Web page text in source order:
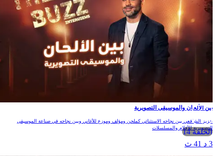
الحلقة 14
بين الألحان والموسيقى التصويرية
عزيز الشافعي بين نجاحه الاستثنائي كملحن ومؤلف وموزع للأغاني وبين نجاحه في صناعة الموسيقى
التصويرية للأفلام والمسلسلات